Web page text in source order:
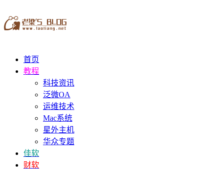
首页
教程
科技资讯
泛微OA
运维技术
Mac系统
星外主机
华众专题
佳软
财软